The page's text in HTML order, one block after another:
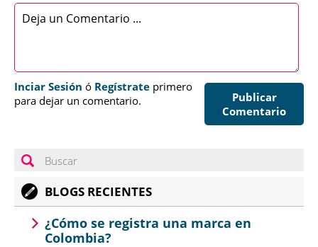
Publicar
Comentario
Inciar Sesión ó Regístrate primero
para dejar un comentario.
BLOGS RECIENTES
¿Cómo se registra una marca en
Colombia?